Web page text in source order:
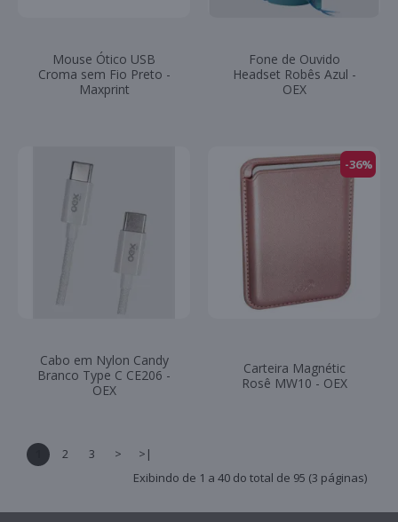
Mouse Ótico USB
Croma sem Fio Preto -
Maxprint
Fone de Ouvido
Headset Robês Azul -
OEX
Cabo em Nylon Candy
Branco Type C CE206 -
OEX
-36%
Carteira Magnétic
Rosê MW10 - OEX
2 3 >
>|
Exibindo de 1 a 40 do total de 95 (3 páginas)